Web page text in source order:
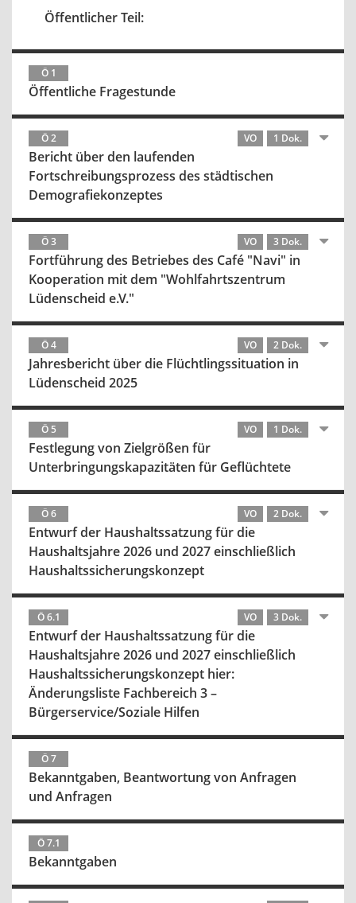
Öffentlicher Teil:
Ö 1
Öffentliche Fragestunde
Ö 2 VO 1 Dok.
Bericht über den laufenden
Fortschreibungsprozess des städtischen
Demografiekonzeptes
Ö 3 VO 3 Dok.
Fortführung des Betriebes des Café "Navi" in
Kooperation mit dem "Wohlfahrtszentrum
Lüdenscheid e.V."
Ö 4 VO 2 Dok.
Jahresbericht über die Flüchtlingssituation in
Lüdenscheid 2025
Ö 5 VO 1 Dok.
Festlegung von Zielgrößen für
Unterbringungskapazitäten für Geflüchtete
Ö 6 VO 2 Dok.
Entwurf der Haushaltssatzung für die
Haushaltsjahre 2026 und 2027 einschließlich
Haushaltssicherungskonzept
Ö 6.1 VO 3 Dok.
Entwurf der Haushaltssatzung für die
Haushaltsjahre 2026 und 2027 einschließlich
Haushaltssicherungskonzept hier:
Änderungsliste Fachbereich 3 –
Bürgerservice/Soziale Hilfen
Ö 7
Bekanntgaben, Beantwortung von Anfragen
und Anfragen
Ö 7.1
Bekanntgaben